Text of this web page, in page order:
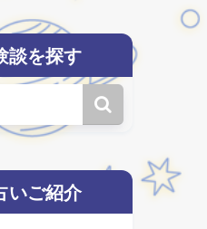
談を探す
いご紹介